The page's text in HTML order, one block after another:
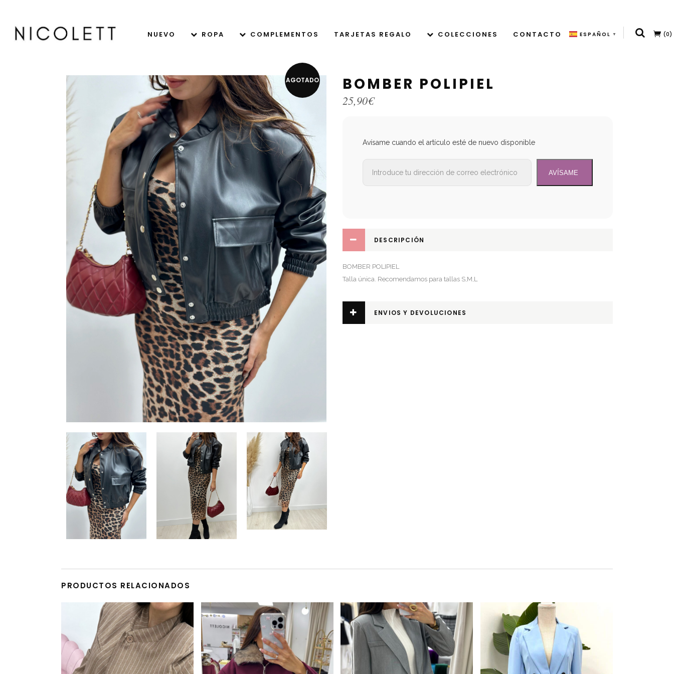
NUEVO ROPA COMPLEMENTOS TARJETAS REGALO COLECCIONES CONTACTO ESPAÑOL ▼ (0)
AGOTADO BOMBER POLIPIEL
25,90€
Avísame cuando el artículo esté de nuevo disponible
DESCRIPCIÓN
BOMBER POLIPIEL
Talla única. Recomendamos para tallas S,M,L
ENVIOS Y DEVOLUCIONES
PRODUCTOS RELACIONADOS
Este producto tiene múltiples variantes. Las opciones se pueden elegir en la página de producto